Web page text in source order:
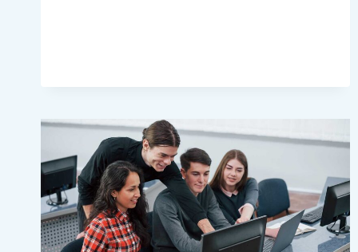
AGENCY
IN
BADARPUR
NEW
DELHI